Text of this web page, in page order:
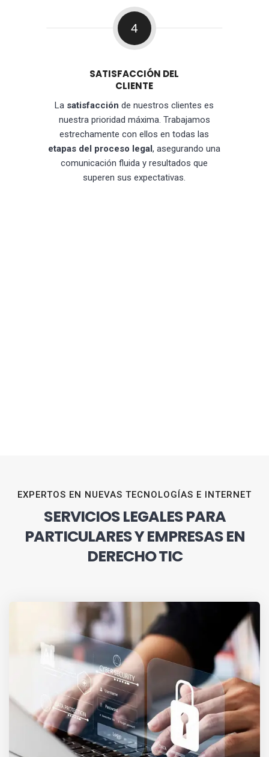
4
SATISFACCIÓN DEL
CLIENTE
La satisfacción de nuestros clientes es
nuestra prioridad máxima. Trabajamos
estrechamente con ellos en todas las
etapas del proceso legal, asegurando una
comunicación fluida y resultados que
superen sus expectativas.
EXPERTOS EN NUEVAS TECNOLOGÍAS E INTERNET
SERVICIOS LEGALES PARA
PARTICULARES Y EMPRESAS EN
DERECHO TIC